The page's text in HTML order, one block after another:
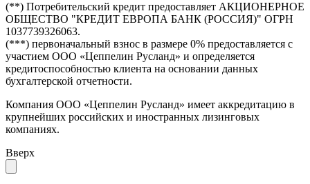
(**) Потребительский кредит предоставляет АКЦИОНЕРНОЕ
ОБЩЕСТВО "КРЕДИТ ЕВРОПА БАНК (РОССИЯ)" ОГРН
1037739326063.
(***) первоначальный взнос в размере 0% предоставляется с
участием ООО «Цеппелин Русланд» и определяется
кредитоспособностью клиента на основании данных
бухгалтерской отчетности.
Компания ООО «Цеппелин Русланд» имеет аккредитацию в
крупнейших российских и иностранных лизинговых
компаниях.
Вверх